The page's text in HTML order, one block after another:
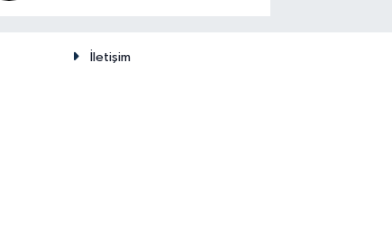
İletişim